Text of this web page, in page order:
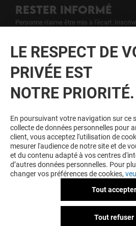
RESTER INFORMÉ
Personne n'aime être mis à l'écart.
Voir notre politique de protection des
données personelles.
FIDELE
Devenez membre de L'esplanade pour
d'avantages, d'offres et de services
votre Centre Commercial L'esplanade et
partenaires.
Règlement Intérieur
LE RESPECT DE
PRIVÉE EST
NOTRE PRIORITÉ.
En poursuivant votre navigation sur ce
collecte de données personnelles pour
client, vous acceptez l'utilisation de
mesurer l'audience de notre site et de
et du contenu adapté à vos centres
d’autres données personnelles. Pour
changer vos préférences de cookies,
Tout accepter
Tout refuser